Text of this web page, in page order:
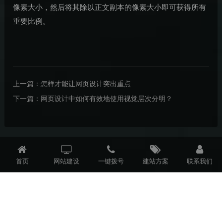
像素大小，然后将其除以正文副本的像素大小即可获得所有
重要比例。
上一篇：怎样才能让网页设计突出重点
下一篇： 网页设计中如何有效地使用视觉层次分明？
首页 网站建设 一键拨号 建站方案 联系我们